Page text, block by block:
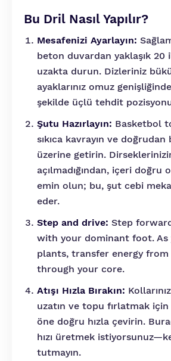
Bu Dril Nasıl Yapılır?
Mesafenizi Ayarlayın:
beton duvardan yaklaşık 20
uzakta durun. Dizleriniz
ayaklarınız omuz
şekilde üçlü tehdit
Şutu Hazırlayın: Basketbol
sıkıca kavrayın ve doğrudan
üzerine getirin.
açılmadığından, içeri doğru
emin olun; bu, şut cebi
eder.
Step and drive: Step
with your dominant foot.
plants, transfer energy from
through your core.
Atışı Hızla Bırakın:
uzatın ve topu fırlatmak
öne doğru hızla çevirin.
hızı üretmek
tutmayın.